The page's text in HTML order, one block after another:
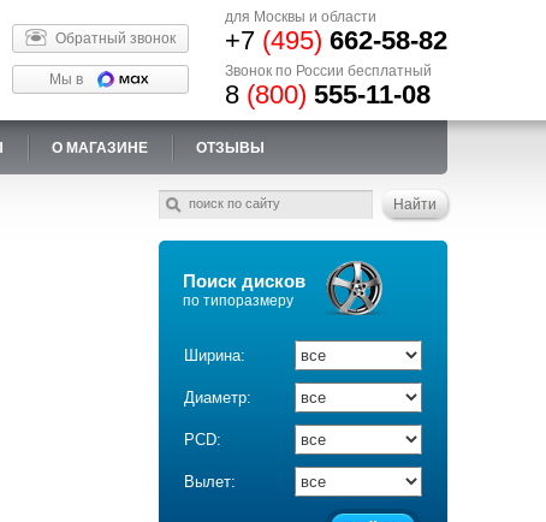
Обратный звонок
Мы в
для Москвы и области
+7 (495) 662-58-82
Звонок по России бесплатный
8 (800) 555-11-08
О МАГАЗИНЕ ОТЗЫВЫ
Поиск дисков
по типоразмеру
Ширина:
Диаметр:
PCD:
Вылет: